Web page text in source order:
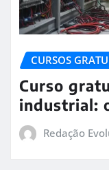
CURSOS
Curso
industrial:
Redação